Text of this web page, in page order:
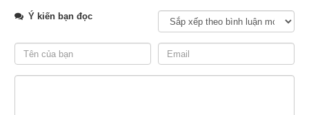
hành trong tiết Lập Hạ
Theo thời tiết và tập quán của dân tộc Việt Nam thì một năm
có 4 mùa Xuân, Hạ, Thu, Đông. Mỗi mùa có 3 tháng. Cụ thể:
Ý kiến bạn đọc